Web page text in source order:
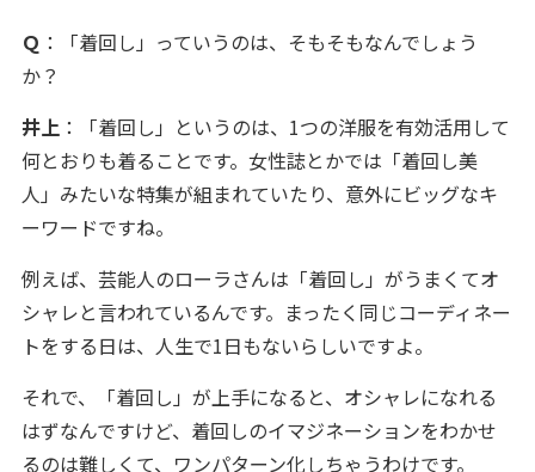
Ｑ ：「着回し」っていうのは、そもそもなんでしょう
か？
井上：「着回し」というのは、1つの洋服を有効活用して
何とおりも着ることです。女性誌とかでは「着回し美
人」みたいな特集が組まれていたり、意外にビッグなキ
ーワードですね。
例えば、芸能人のローラさんは「着回し」がうまくてオ
シャレと言われているんです。まったく同じコーディネー
トをする日は、人生で1日もないらしいですよ。
それで、「着回し」が上手になると、オシャレになれる
はずなんですけど、着回しのイマジネーションをわかせ
るのは難しくて、ワンパターン化しちゃうわけです。